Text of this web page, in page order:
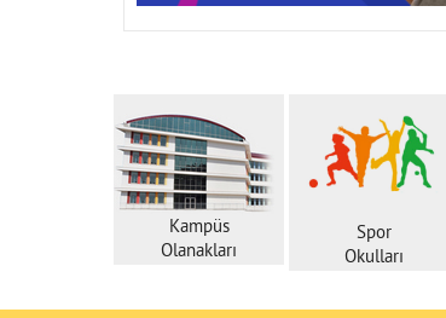
Kampüs
Olanakları
Spor
Okulları